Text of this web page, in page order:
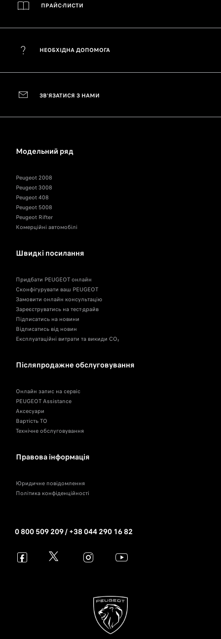
ПРАЙС-ЛИСТИ
НЕОБХІДНА ДОПОМОГА
ЗВ'ЯЗАТИСЯ З НАМИ
Модельний ряд
Peugeot 2008
Peugeot 3008
Peugeot 408
Peugeot 5008
Peugeot Rifter
Комерційні автомобілі
Швидкі посилання
Придбати PEUGEOT онлайн
Сконфігурувати ваш PEUGEOT
Замовити онлайн консультацію
Зареєструватись на тест-драйв
Підписатись на новини
Відписатись від новин
Експлуатаційні витрати та викиди CO₂
Післяпродажне обслуговування
Онлайн запис на сервіс
PEUGEOT Assistance
Аксесуари
Вартість ТО
Технічне обслуговування
Правова інформація
Юридичне повідомлення
Політика конфіденційності
0 800 509 209 / +38 044 290 16 82